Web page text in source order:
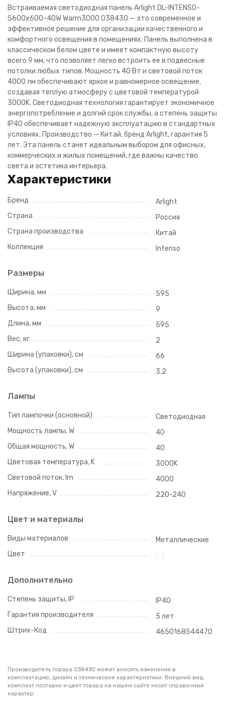
Встраиваемая светодиодная панель Arlight DL-INTENSO-
S600x600-40W Warm3000 038430 — это современное и
эффективное решение для организации качественного и
комфортного освещения в помещениях. Панель выполнена в
классическом белом цвете и имеет компактную высоту
всего 9 мм, что позволяет легко встроить ее в подвесные
потолки любых типов. Мощность 40 Вт и световой поток
4000 лм обеспечивают яркое и равномерное освещение,
создавая теплую атмосферу с цветовой температурой
3000K. Светодиодная технология гарантирует экономичное
энергопотребление и долгий срок службы, а степень защиты
IP40 обеспечивает надежную эксплуатацию в стандартных
условиях. Производство — Китай, бренд Arlight, гарантия 5
лет. Эта панель станет идеальным выбором для офисных,
коммерческих и жилых помещений, где важны качество
света и эстетика интерьера.
Характеристики
Бренд
Arlight
Страна
Россия
Страна производства
Китай
Коллекция
Intenso
Размеры
Ширина, мм
595
Высота, мм
9
Длина, мм
595
Вес, кг
2
Ширина (упаковки), см
66
Высота (упаковки), см
3.2
Лампы
Тип лампочки (основной)
Светодиодная
Мощность лампы, W
40
Общая мощность, W
40
Цветовая температура, K
3000K
Световой поток, lm
4000
Напряжение, V
220-240
Цвет и материалы
Виды материалов
Металлические
Цвет
Дополнительно
Степень защиты, IP
IP40
Гарантия производителя
5 лет
Штрих-Код
4650168544470
Производитель товара 038430 может вносить изменения в
комплектацию, дизайн и технические характеристики. Внешний вид,
комплект поставки и цвет товара на нашем сайте носит справочный
характер.